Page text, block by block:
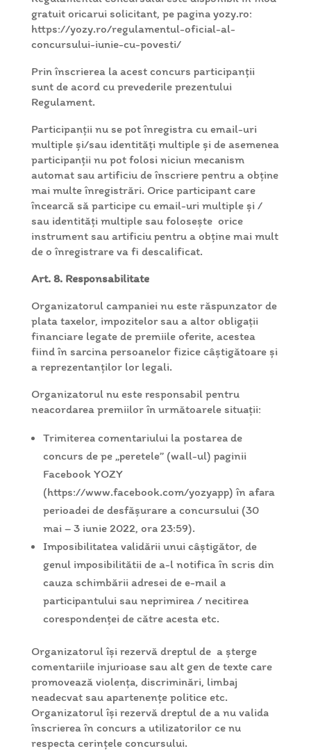
gratuit oricarui solicitant, pe pagina yozy.ro:
https://yozy.ro/regulamentul-oficial-al-
concursului-iunie-cu-povesti/
Prin înscrierea la acest concurs participanţii
sunt de acord cu prevederile prezentului
Regulament.
Participanții nu se pot înregistra cu email-uri
multiple și/sau identități multiple și de asemenea
participanții nu pot folosi niciun mecanism
automat sau artificiu de înscriere pentru a obține
mai multe înregistrări. Orice participant care
încearcă să participe cu email-uri multiple și /
sau identități multiple sau folosește orice
instrument sau artificiu pentru a obține mai mult
de o înregistrare va fi descalificat.
Art. 8. Responsabilitate
Organizatorul campaniei nu este răspunzator de
plata taxelor, impozitelor sau a altor obligații
financiare legate de premiile oferite, acestea
fiind în sarcina persoanelor fizice câștigătoare și
a reprezentanților lor legali.
Organizatorul nu este responsabil pentru
neacordarea premiilor în următoarele situații:
Trimiterea comentariului la postarea de
concurs de pe „peretele” (wall-ul) paginii
Facebook YOZY
(https://www.facebook.com/yozyapp) în afara
perioadei de desfășurare a concursului (30
mai – 3 iunie 2022, ora 23:59).
Imposibilitatea validării unui câștigător, de
genul imposibilitătii de a-l notifica în scris din
cauza schimbării adresei de e-mail a
participantului sau neprimirea / necitirea
corespondenței de către acesta etc.
Organizatorul își rezervă dreptul de a șterge
comentariile injurioase sau alt gen de texte care
promovează violența, discriminări, limbaj
neadecvat sau apartenențe politice etc.
Organizatorul își rezervă dreptul de a nu valida
înscrierea în concurs a utilizatorilor ce nu
respecta cerințele concursului.